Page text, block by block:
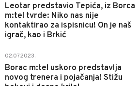
Leotar predstavio Tepića, iz Borca
m:tel tvrde: Niko nas nije
kontaktirao za ispisnicu! On je naš
igrač, kao i Brkić
02.07.2023.
Borac m:tel uskoro predstavlja
novog trenera i pojačanja! Stižu